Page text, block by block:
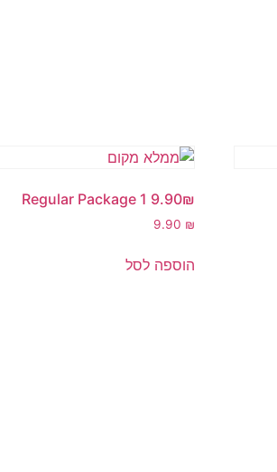
Regular Package 1 9.90₪
9.90 ₪
הוספה לסל